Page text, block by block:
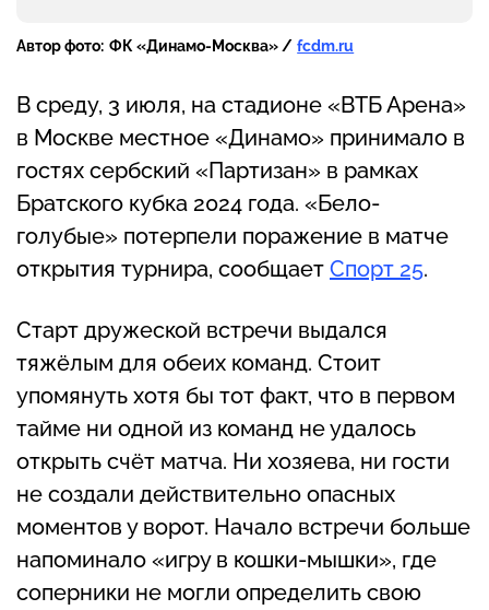
Автор фото: ФК «Динамо-Москва» / fcdm.ru
В среду, 3 июля, на стадионе «ВТБ Арена»
в Москве местное «Динамо» принимало в
гостях сербский «Партизан» в рамках
Братского кубка 2024 года. «Бело-
голубые» потерпели поражение в матче
открытия турнира, сообщает Спорт 25.
Старт дружеской встречи выдался
тяжёлым для обеих команд. Стоит
упомянуть хотя бы тот факт, что в первом
тайме ни одной из команд не удалось
открыть счёт матча. Ни хозяева, ни гости
не создали действительно опасных
моментов у ворот. Начало встречи больше
напоминало «игру в кошки-мышки», где
соперники не могли определить свою